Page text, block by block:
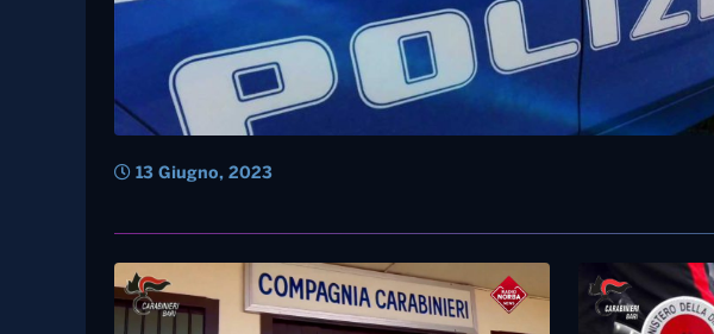
13 Giugno, 2023